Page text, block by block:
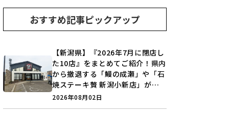
おすすめ記事ピックアップ
【新潟県】『2026年7月に閉店し
た10店』をまとめてご紹介！県内
から撤退する「鰻の成瀬」や「石
焼ステーキ贅 新潟小新店」が営
業に幕…。
2026年08月02日